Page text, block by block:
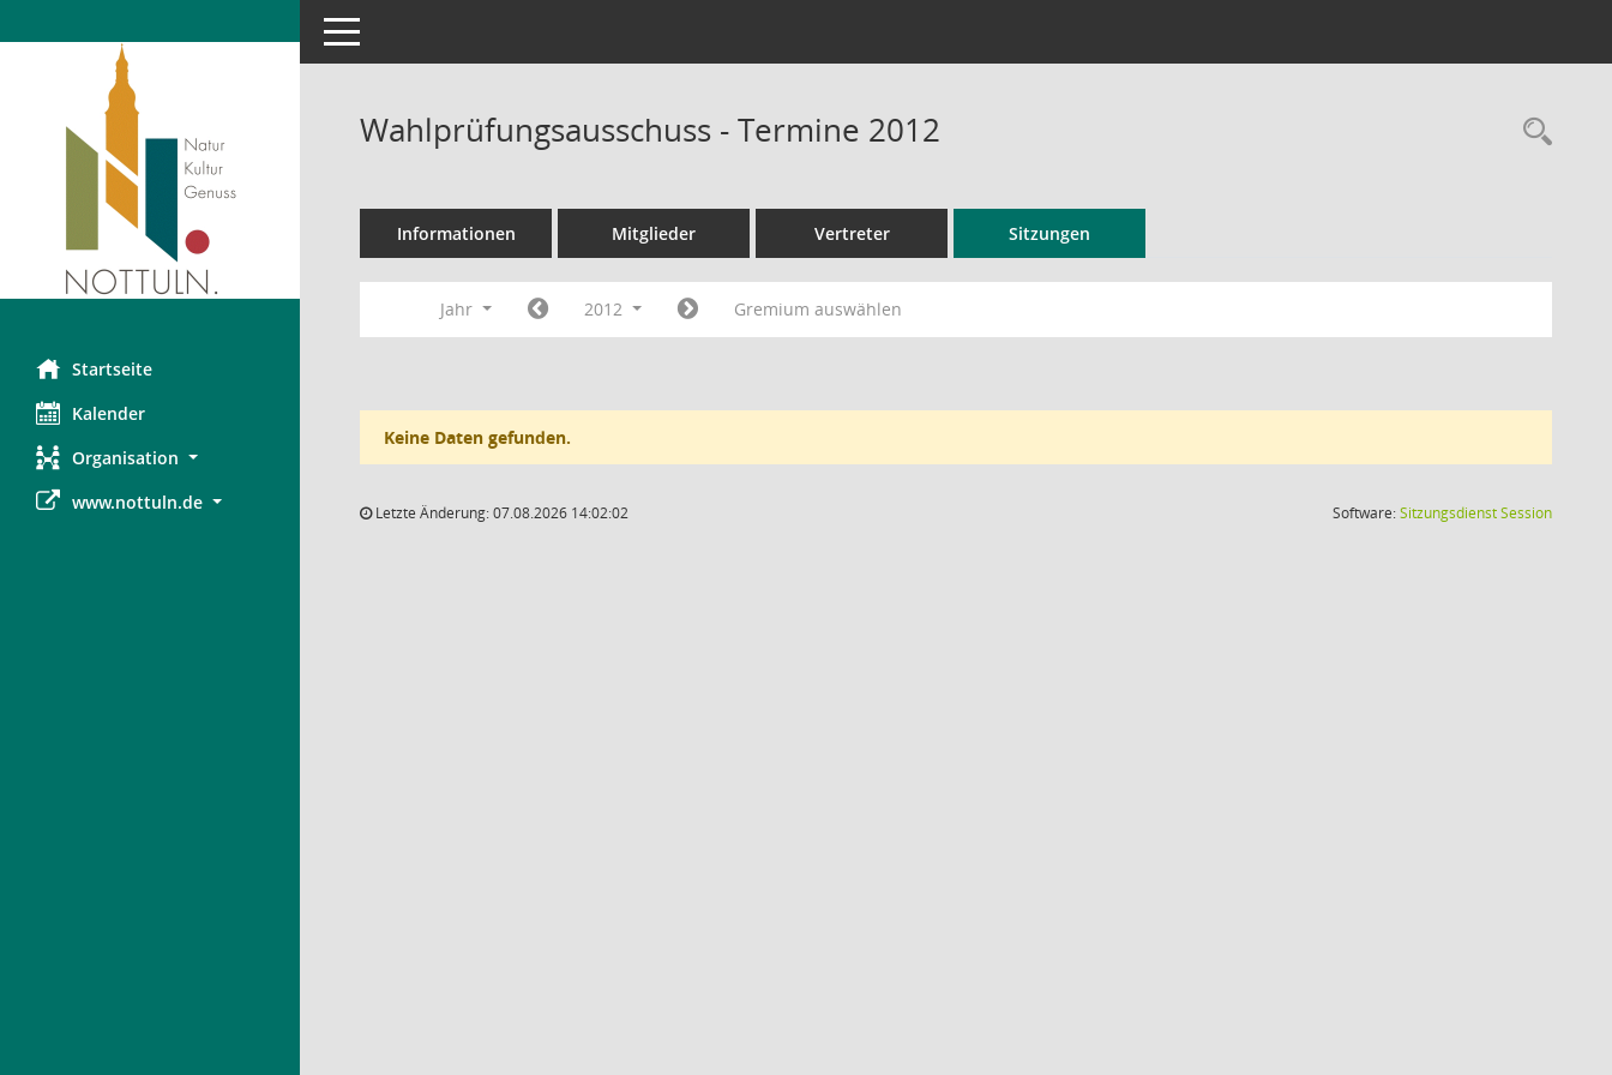
Startseite
Kalender
Organisation
www.nottuln.de
Toggle navigation
Wahlprüfungsausschuss - Termine 2012
Informationen Mitglieder Vertreter Sitzungen
Jahr 2012 Gremium auswählen
Keine Daten gefunden.
Letzte Änderung: 07.08.2026 14:02:02 Software:SitzungsdienstSession(Wird in